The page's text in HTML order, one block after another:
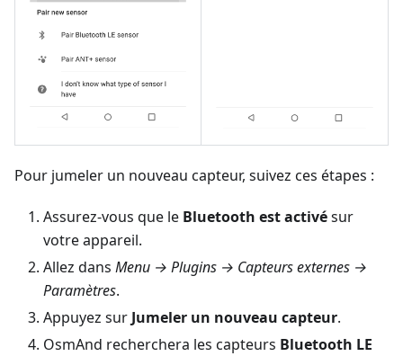
Pour jumeler un nouveau capteur, suivez ces étapes :
Assurez-vous que le Bluetooth est activésur
votre appareil.
Allez dans Menu → Plugins → Capteurs externes →
Paramètres.
Appuyez surJumeler un nouveau capteur.
OsmAnd recherchera les capteurs Bluetooth LE